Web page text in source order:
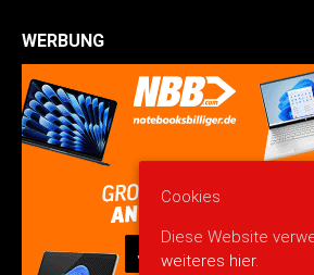
WERBUNG
Cookies
Diese Website
weiteres hier.